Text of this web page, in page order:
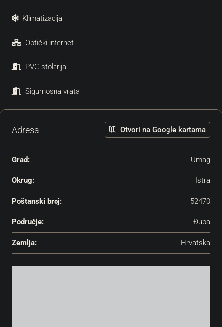
Klimatizacija
Optički internet
PVC stolarija
Sigurnosna vrata
Adresa Otvori na Google kartama
Grad: Umag
Okrug: Istra
Poštanski broj: 52470
Područje: Đuba
Zemlja: Hrvatska